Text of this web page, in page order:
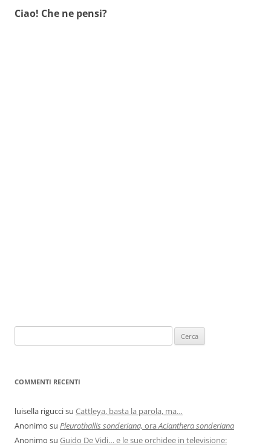
Ciao! Che ne pensi?
COMMENTI RECENTI
luisella riguccisu Cattleya, basta la parola, ma…
Anonimo su Pleurothallis sonderiana, ora Acianthera sonderiana
Anonimo su Guido De Vidi… e le sue orchidee in televisione: